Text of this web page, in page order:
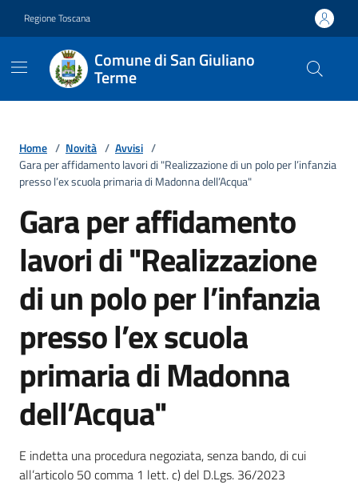
Regione Toscana
Comune di San Giuliano
Terme
Home / Novità / Avvisi /
Gara per affidamento lavori di "Realizzazione di un polo per l’infanzia
presso l’ex scuola primaria di Madonna dell’Acqua"
Gara per affidamento
lavori di "Realizzazione
di un polo per l’infanzia
presso l’ex scuola
primaria di Madonna
dell’Acqua"
Dettagli della notizia
E indetta una procedura negoziata, senza bando, di cui
all’articolo 50 comma 1 lett. c) del D.Lgs. 36/2023